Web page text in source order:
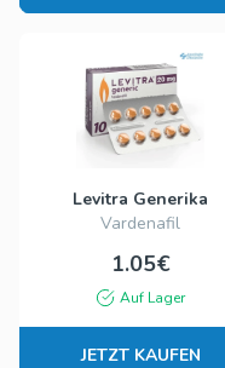
Levitra Generika
Vardenafil
1.05€
Auf Lager
JETZT KAUFEN